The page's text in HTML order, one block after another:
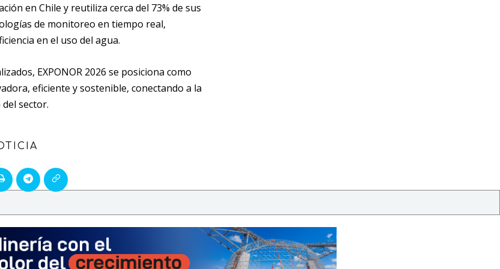
en Chile y reutiliza cerca del 73% de sus
de monitoreo en tiempo real,
en el uso del agua.
EXPONOR 2026 se posiciona como
eficiente y sostenible, conectando a la
sector.